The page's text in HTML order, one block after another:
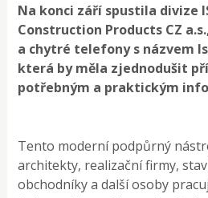
Na konci září spustila divize
Construction Products CZ
a chytré telefony s názvem
která by měla zjednodušit
potřebným a praktickým
Tento moderní podpůrný
architekty, realizační firmy,
obchodníky a další osoby